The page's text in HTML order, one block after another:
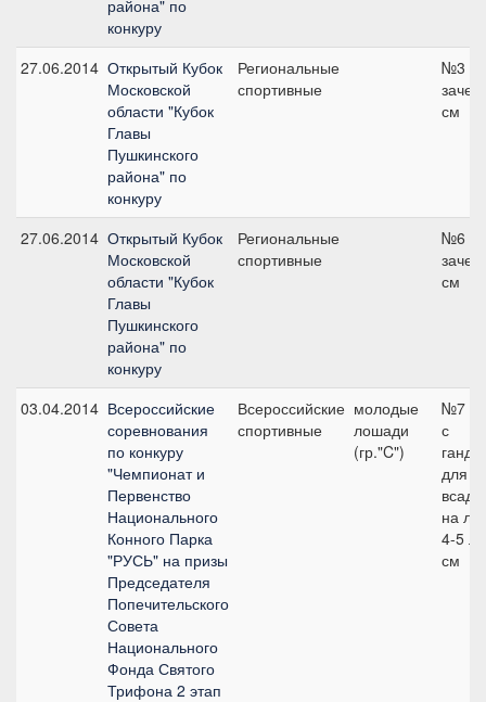
района" по
конкуру
27.06.2014 Открытый Кубок
Московской
области "Кубок
Главы
Пушкинского
района" по
конкуру
Региональные
спортивные
№3
см
27.06.2014 Открытый Кубок
Московской
области "Кубок
Главы
Пушкинского
района" по
конкуру
Региональные
спортивные
№6
см
03.04.2014 Всероссийские
соревнования
по конкуру
"Чемпионат и
Первенство
Национального
Конного Парка
"РУСЬ" на призы
Председателя
Попечительского
Совета
Национального
Фонда Святого
Трифона 2 этап
Всероссийские
спортивные
молодые
лошади
(гр."C")
№7
с
для
на
4-5
см